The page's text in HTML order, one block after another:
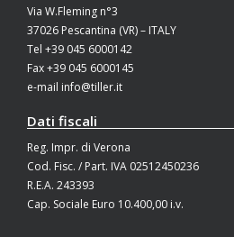
Via W.Fleming n°3
37026 Pescantina (VR) – ITALY
Tel +39 045 6000142
Fax +39 045 6000145
e-mail info@tiller.it
Dati fiscali
Reg. Impr. di Verona
Cod. Fisc. / Part. IVA 02512450236
R.E.A. 243393
Cap. Sociale Euro 10.400,00 i.v.